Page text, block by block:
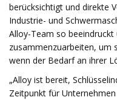
berücksichtigt und direkte
Industrie- und
Alloy-Team so
zusammenzuarbeiten, um
wenn der Bedarf an ihrer
„Alloy ist bereit,
Zeitpunkt für